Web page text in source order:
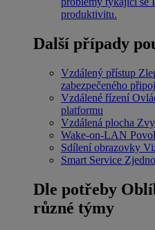
produktivitu.
Další případy
Vzdálený přístup
zabezpečeného
Vzdálené řízení
platformu
Vzdálená plocha
Wake-on-LAN
Sdílení obrazovky
Smart Service
Dle potřeby
různé týmy